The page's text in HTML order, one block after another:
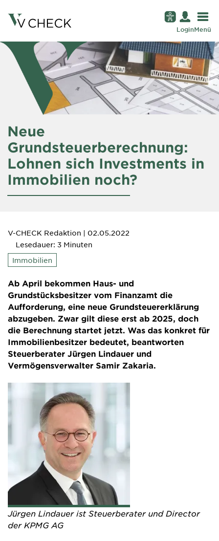
LoginMenü
Neue
Grundsteuerberechnung:
Lohnen sich Investments in
Immobilien noch?
V-CHECK Redaktion | 02.05.2022
Lesedauer: 3 Minuten
Immobilien
Ab April bekommen Haus- und
Grundstücksbesitzer vom Finanzamt die
Aufforderung, eine neue Grundsteuererklärung
abzugeben. Zwar gilt diese erst ab 2025, doch
die Berechnung startet jetzt. Was das konkret für
Immobilienbesitzer bedeutet, beantworten
Steuerberater Jürgen Lindauer und
Vermögensverwalter Samir Zakaria.
Jürgen Lindauer ist Steuerberater und Director
der KPMG AG